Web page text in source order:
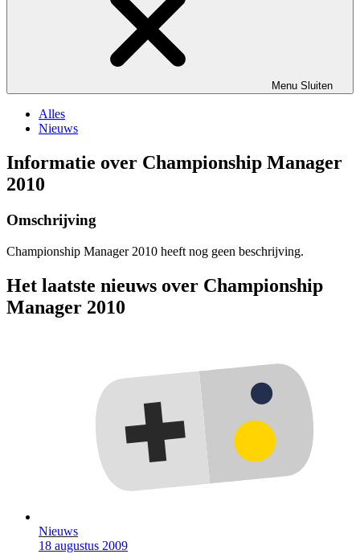
Menu Sluiten
Alles
Nieuws
Informatie over Championship Manager
2010
Omschrijving
Championship Manager 2010 heeft nog geen beschrijving.
Het laatste nieuws over Championship
Manager 2010
Nieuws
18 augustus 2009